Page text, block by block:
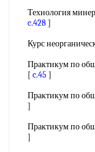
Технология
c.428]
Курс
Практикум по
[ c.45 ]
Практикум по
]
Практикум по
]